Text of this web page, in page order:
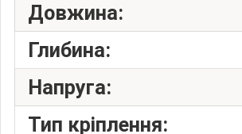
Довжина:
Глибина:
Напруга:
Тип кріплення: